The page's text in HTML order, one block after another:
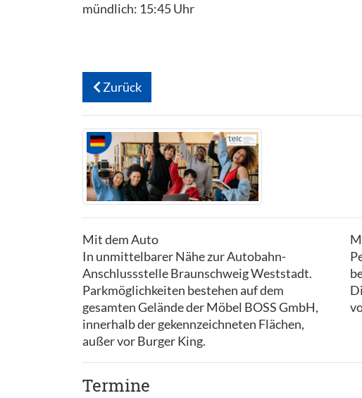
mündlich: 15:45 Uhr
Zurück
Mit dem Auto
In unmittelbarer Nähe zur Autobahn-
Anschlussstelle Braunschweig Weststadt.
Parkmöglichkeiten bestehen auf dem
gesamten Gelände der Möbel BOSS GmbH,
innerhalb der gekennzeichneten Flächen,
außer vor Burger King.
Termine